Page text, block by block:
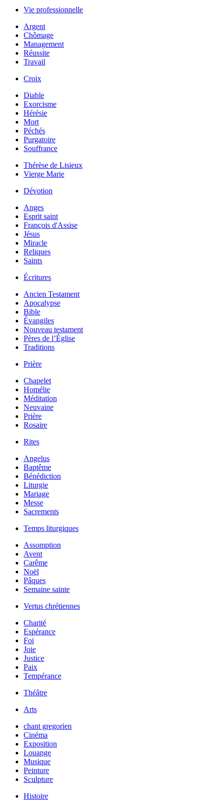
Vie professionnelle
Argent
Chômage
Management
Réussite
Travail
Croix
Diable
Exorcisme
Hérésie
Mort
Péchés
Purgatoire
Souffrance
Thérèse de Lisieux
Vierge Marie
Dévotion
Anges
Esprit saint
François d'Assise
Jésus
Miracle
Reliques
Saints
Écritures
Ancien Testament
Apocalypse
Bible
Évangiles
Nouveau testament
Pères de l’Église
Traditions
Prière
Chapelet
Homélie
Méditation
Neuvaine
Prière
Rosaire
Rites
Angelus
Baptême
Bénédiction
Liturgie
Mariage
Messe
Sacrements
Temps liturgiques
Assomption
Avent
Carême
Noël
Pâques
Semaine sainte
Vertus chrétiennes
Charité
Espérance
Foi
Joie
Justice
Paix
Tempérance
Théâtre
Arts
chant gregorien
Cinéma
Exposition
Louange
Musique
Peinture
Sculpture
Histoire